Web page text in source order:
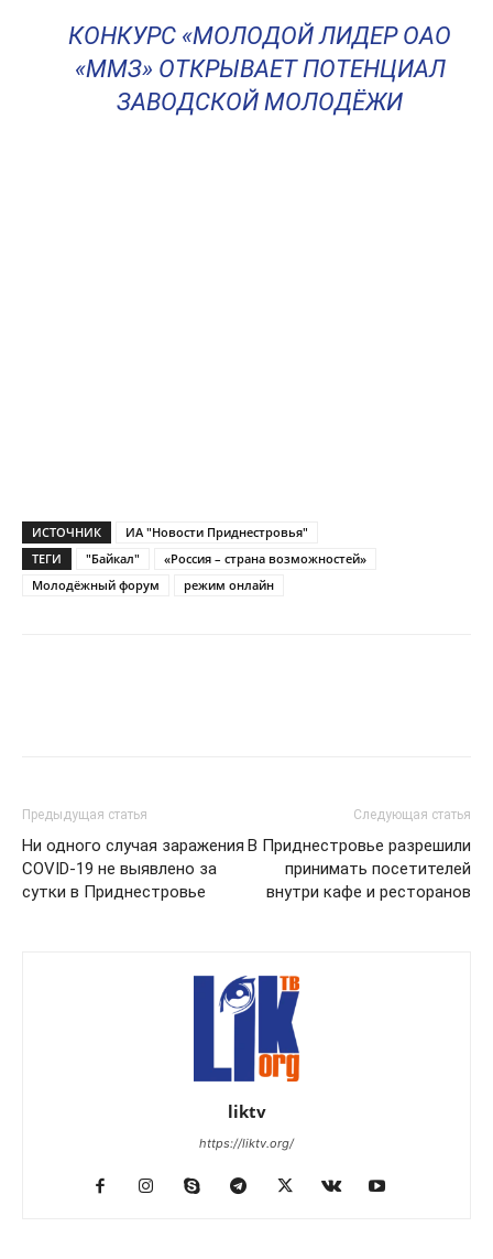
КОНКУРС «МОЛОДОЙ ЛИДЕР ОАО
«ММЗ» ОТКРЫВАЕТ ПОТЕНЦИАЛ
ЗАВОДСКОЙ МОЛОДЁЖИ
ИСТОЧНИК
ИА "Новости Приднестровья"
ТЕГИ
"Байкал"
«Россия – страна возможностей»
Молодёжный форум
режим онлайн
Предыдущая статья
Ни одного случая заражения
COVID-19 не выявлено за
сутки в Приднестровье
Следующая статья
В Приднестровье разрешили
принимать посетителей
внутри кафе и ресторанов
liktv
https://liktv.org/